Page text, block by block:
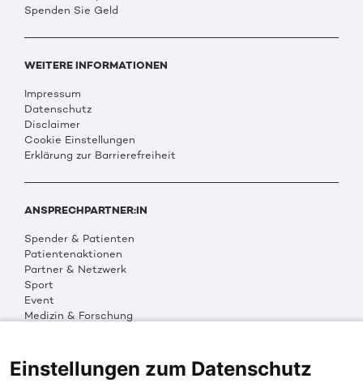
Spenden Sie Geld
WEITERE INFORMATIONEN
Impressum
Datenschutz
Disclaimer
Cookie Einstellungen
Erklärung zur Barrierefreiheit
ANSPRECHPARTNER:IN
Spender & Patienten
Patientenaktionen
Partner & Netzwerk
Sport
Event
Medizin & Forschung
Multimedia
Social Media
Einstellungen zum Datenschutz